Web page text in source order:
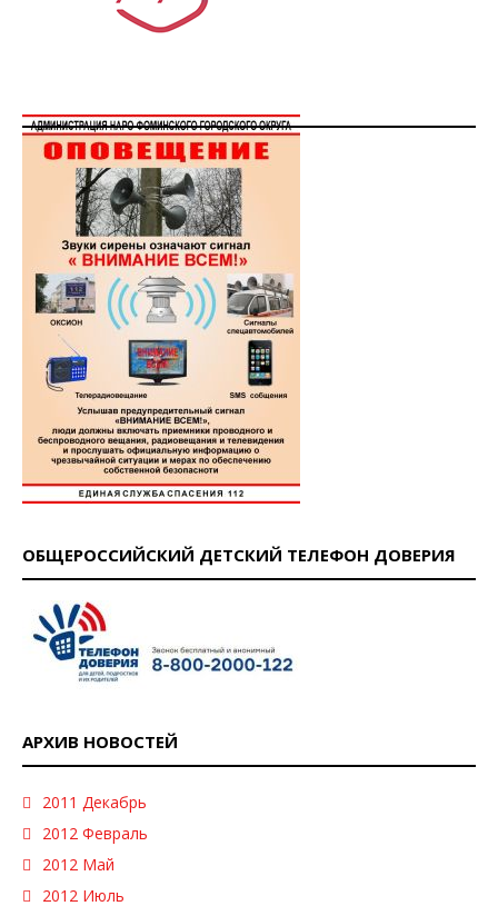
ОБЩЕРОССИЙСКИЙ ДЕТСКИЙ ТЕЛЕФОН ДОВЕРИЯ
АРХИВ НОВОСТЕЙ
2011 Декабрь
2012 Февраль
2012 Май
2012 Июль